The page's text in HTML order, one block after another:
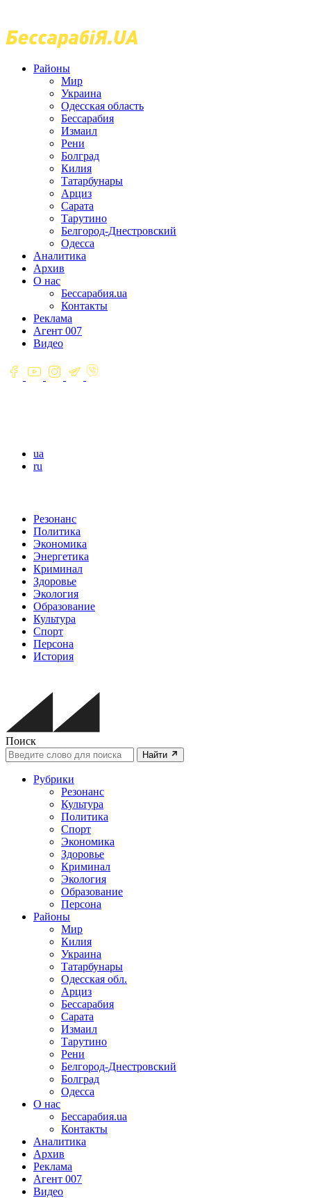
Районы
Мир
Украина
Одесская область
Бессарабия
Измаил
Рени
Болград
Килия
Татарбунары
Арциз
Сарата
Тарутино
Белгород-Днестровский
Одесса
Аналитика
Архив
О нас
Бессарабия.ua
Контакты
Реклама
Агент 007
Видео
ua
ru
Резонанс
Политика
Экономика
Энергетика
Криминал
Здоровье
Экология
Образование
Культура
Спорт
Персона
История
Поиск
Найти
Рубрики
Резонанс
Культура
Политика
Спорт
Экономика
Здоровье
Криминал
Экология
Образование
Персона
Районы
Мир
Килия
Украина
Татарбунары
Одесская обл.
Арциз
Бессарабия
Сарата
Измаил
Тарутино
Рени
Белгород-Днестровский
Болград
Одесса
О нас
Бессарабия.ua
Контакты
Аналитика
Архив
Реклама
Агент 007
Видео